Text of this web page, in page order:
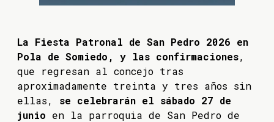
La Fiesta Patronal de San Pedro 2026 en
Pola de Somiedo, y las confirmaciones,
que regresan al concejo tras
aproximadamente treinta y tres años sin
ellas, se celebrarán el sábado 27 de
junio en la parroquia de San Pedro de